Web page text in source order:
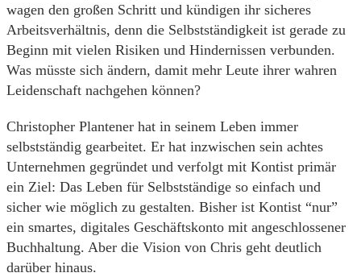
wagen den großen Schritt und kündigen ihr sicheres
Arbeitsverhältnis, denn die Selbstständigkeit ist gerade zu
Beginn mit vielen Risiken und Hindernissen verbunden.
Was müsste sich ändern, damit mehr Leute ihrer wahren
Leidenschaft nachgehen können?
Christopher Plantener hat in seinem Leben immer
selbstständig gearbeitet. Er hat inzwischen sein achtes
Unternehmen gegründet und verfolgt mit Kontist primär
ein Ziel: Das Leben für Selbstständige so einfach und
sicher wie möglich zu gestalten. Bisher ist Kontist “nur”
ein smartes, digitales Geschäftskonto mit angeschlossener
Buchhaltung. Aber die Vision von Chris geht deutlich
darüber hinaus.